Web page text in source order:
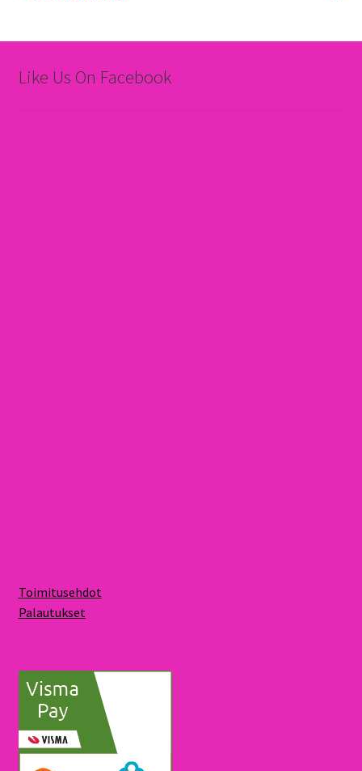
Like Us On Facebook
Toimitusehdot
Palautukset